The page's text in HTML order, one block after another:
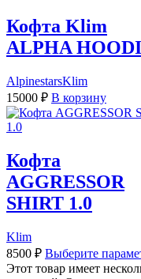
Кофта Klim
ALPHA
AlpinestarsKlim
15000 ₽ В корзину
Кофта
AGGRESSOR
SHIRT 1.0
Klim
8500 ₽ Выберите
Этот товар имеет